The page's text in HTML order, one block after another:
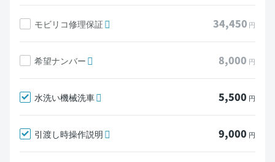
モビリコ修理保証 34,450 円
希望ナンバー 8,000 円
水洗い機械洗車 5,500 円
引渡し時操作説明 9,000 円